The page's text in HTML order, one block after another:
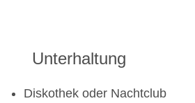
Unterhaltung
Diskothek oder Nachtclub